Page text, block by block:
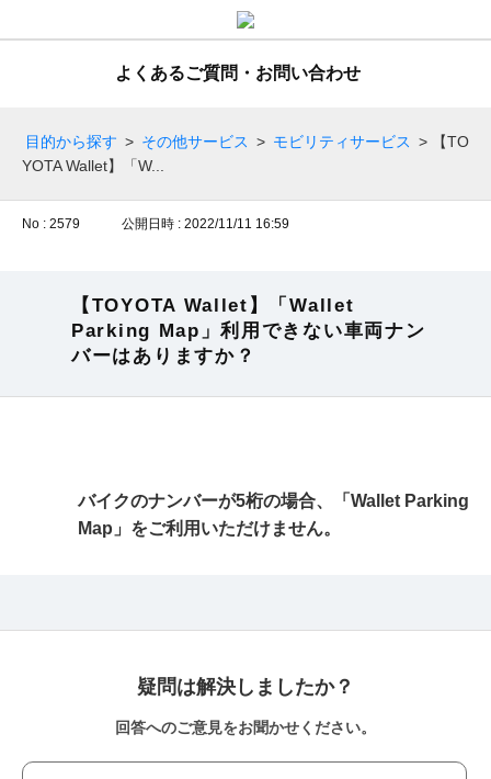
よくあるご質問・お問い合わせ
目的から探す > その他サービス > モビリティサービス >
【TO
YOTA Wallet】「W...
No : 2579 公開日時 : 2022/11/11 16:59
【TOYOTA Wallet】「Wallet
Parking Map」利用できない車両ナン
バーはありますか？
バイクのナンバーが5桁の場合、「Wallet Parking
Map」をご利用いただけません。
疑問は解決しましたか？
回答へのご意見をお聞かせください。